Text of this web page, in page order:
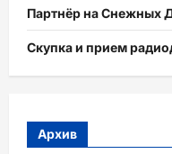
Партнёр на Снежных
Скупка и прием
Архив